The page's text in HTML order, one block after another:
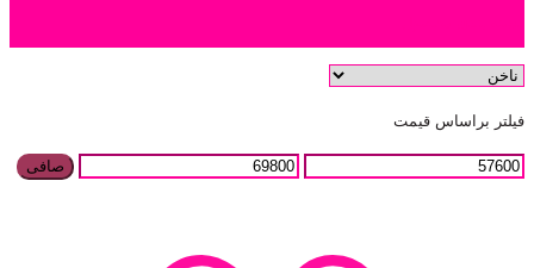
فیلتر براساس قیمت
صافی